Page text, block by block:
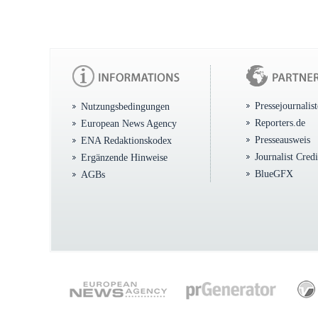
Nutzungsbedingungen
European News Agency
ENA Redaktionskodex
Ergänzende Hinweise
AGBs
Reporters.de
Presseausweis
Journalist
BlueGFX